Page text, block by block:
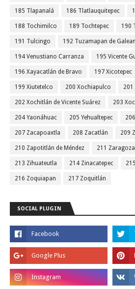
185 Tlapanalá 186 Tlatlauquitepec
188 Tochimilco 189 Tochtepec 190
191 Tulcingo 192 Tuzamapan de
194 Venustiano Carranza 195 Vicente
196 Xayacatlán de Bravo 197 Xicotepec
199 Xiutetelco 200 Xochiapulco 201
202 Xochitlán de Vicente Suárez 203
204 Yaonáhuac 205 Yehualtepec
207 Zacapoaxtla 208 Zacatlán 209
210 Zapotitlán de Méndez 211 Zaragoza
213 Zihuateutla 214 Zinacatepec
216 Zoquiapan 217 Zoquitlán
SOCIAL PLUGIN